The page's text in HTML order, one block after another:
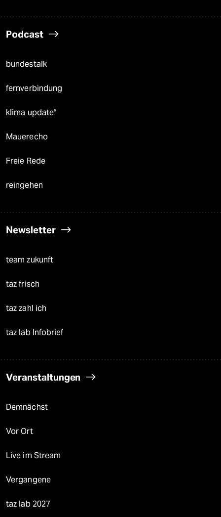
Podcast
bundestalk
fernverbindung
klima update°
Mauerecho
Freie Rede
reingehen
Newsletter
team zukunft
taz frisch
taz zahl ich
taz lab Infobrief
Veranstaltungen
Demnächst
Vor Ort
Live im Stream
Vergangene
taz lab 2027